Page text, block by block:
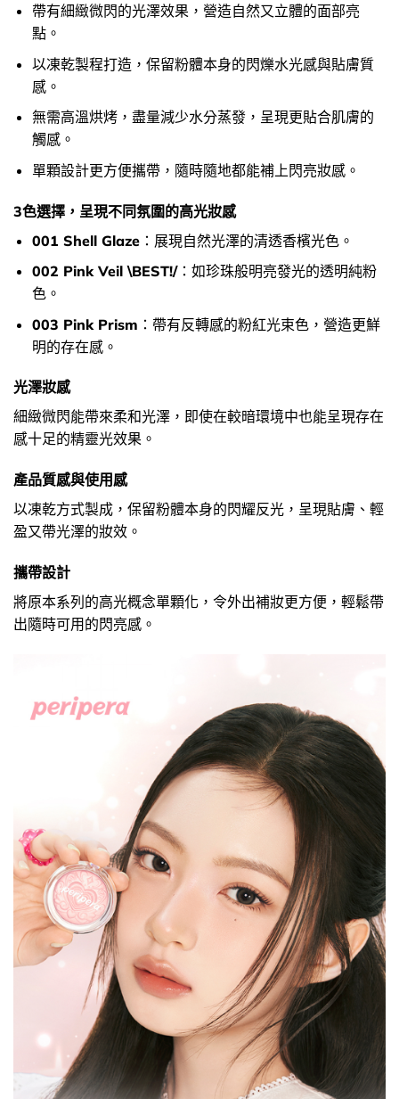
帶有細緻微閃的光澤效果，營造自然又立體的面部亮
點。
以凍乾製程打造，保留粉體本身的閃爍水光感與貼膚質
感。
無需高溫烘烤，盡量減少水分蒸發，呈現更貼合肌膚的
觸感。
單顆設計更方便攜帶，隨時隨地都能補上閃亮妝感。
3色選擇，呈現不同氛圍的高光妝感
001 Shell Glaze：展現自然光澤的清透香檳光色。
002 Pink Veil \BEST!/：如珍珠般明亮發光的透明純粉
色。
003 Pink Prism ：帶有反轉感的粉紅光束色，營造更鮮
明的存在感。
光澤妝感
細緻微閃能帶來柔和光澤，即使在較暗環境中也能呈現存在
感十足的精靈光效果。
產品質感與使用感
以凍乾方式製成，保留粉體本身的閃耀反光，呈現貼膚、輕
盈又帶光澤的妝效。
攜帶設計
將原本系列的高光概念單顆化，令外出補妝更方便，輕鬆帶
出隨時可用的閃亮感。